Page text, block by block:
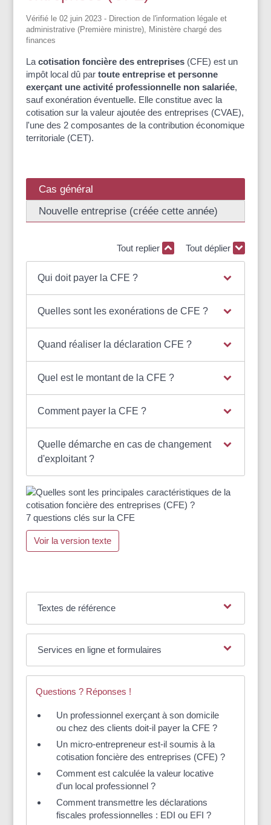
Vérifié le 02 juin 2023 - Direction de l'information légale et
administrative (Première ministre), Ministère chargé des
finances
La cotisation foncière des entreprises(CFE) est un
impôt local dû par toute entreprise et personne
exerçant une activité professionnelle non salariée,
sauf exonération éventuelle. Elle constitue avec la
cotisation sur la valeur ajoutée des entreprises (CVAE),
l'une des 2 composantes de la contribution économique
territoriale (CET).
Cas général
Nouvelle entreprise (créée cette année)
Tout replier Tout déplier
Qui doit payer la CFE ?
Quelles sont les exonérations de CFE ?
Quand réaliser la déclaration CFE ?
Quel est le montant de la CFE ?
Comment payer la CFE ?
Quelle démarche en cas de changement
d'exploitant ?
7 questions clés sur la CFE
Voir la version texte
Textes de référence
Services en ligne et formulaires
Questions ? Réponses !
Un professionnel exerçant à son domicile
ou chez des clients doit-il payer la CFE ?
Un micro-entrepreneur est-il soumis à la
cotisation foncière des entreprises (CFE) ?
Comment est calculée la valeur locative
d'un local professionnel ?
Comment transmettre les déclarations
fiscales professionnelles : EDI ou EFI ?